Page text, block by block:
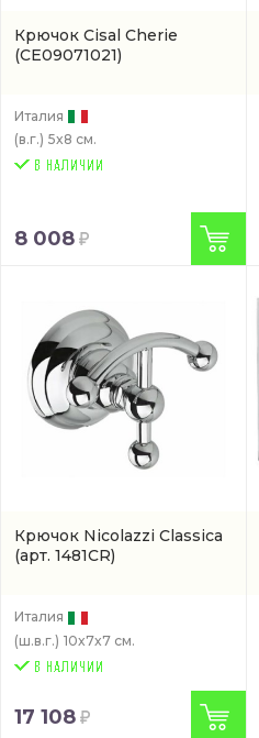
Крючок Cisal Cherie
(CE09071021)
Италия
(в.г.) 5x8 см.
8 008
Крючок Nicolazzi Classica
(арт. 1481CR)
Италия
(ш.в.г.) 10x7x7 см.
17 108